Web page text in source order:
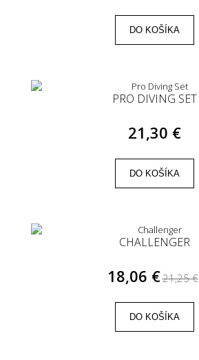
DO KOŠÍKA
PRO DIVING SET
21,30 €
DO KOŠÍKA
CHALLENGER
18,06 €21,25 €
DO KOŠÍKA